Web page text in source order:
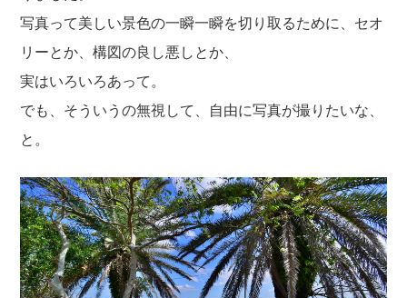
写真って美しい景色の一瞬一瞬を切り取るために、セオ
リーとか、構図の良し悪しとか、
実はいろいろあって。
でも、そういうの無視して、自由に写真が撮りたいな、
と。